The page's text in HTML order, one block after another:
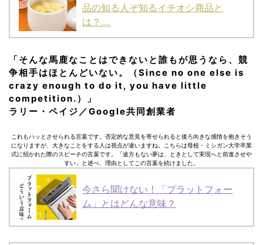
品の知る人ぞ知るイチオシ商品と
は？…
「そんな馬鹿なことはできないと誰もが思うなら、競
争相手はほとんどいない。（Since no one else is
crazy enough to do it, you have little
competition.）」
ラリー・ペイジ／Google共同創業者
これもハッとさせられる言葉です。否定的な意見を寄せられると後ろ向きな感情を抱きそう
になりますが、大きなことをする人は視点が違いますね。こちらは母校・ミシガン大学卒業
式に招かれた際のスピーチの言葉です。「途方もない夢は、ときとして実現へと前進させや
すい」と述べ、理由としてこの言葉を続けました。
今さら聞けない！「プラットフォー
ム」とはどんな意味？